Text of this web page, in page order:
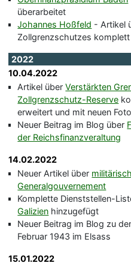
überarbeitet
Johannes Hoßfeld - Artikel
Zollgrenzschutzes
2022
10.04.2022
Artikel überVerstärkten
Zollgrenzschutz-Reserve
erweitert und mit neuen
Neuer Beitrag im Blog über
der Reichsfinanzveraltung
14.02.2022
Neuer Artikel über
Generalgouvernement
Komplette Dienststellen-
Galizien hinzugefügt
Neuer Beitrag im Blog zu
Februar 1943 im Elsass
15.01.2022